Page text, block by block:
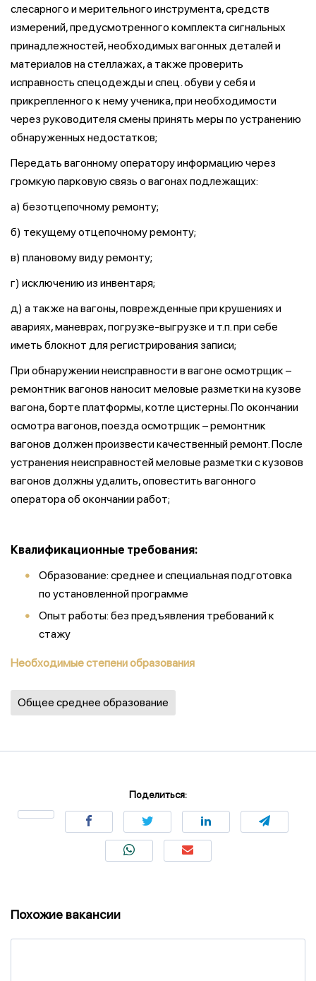
слесарного и мерительного инструмента, средств
измерений, предусмотренного комплекта сигнальных
принадлежностей, необходимых вагонных деталей и
материалов на стеллажах, а также проверить
исправность спецодежды и спец. обуви у себя и
прикрепленного к нему ученика, при необходимости
через руководителя смены принять меры по устранению
обнаруженных недостатков;
Передать вагонному оператору информацию через
громкую парковую связь о вагонах подлежащих:
а) безотцепочному ремонту;
б) текущему отцепочному ремонту;
в) плановому виду ремонту;
г) исключению из инвентаря;
д) а также на вагоны, поврежденные при крушениях и
авариях, маневрах, погрузке-выгрузке и т.п. при себе
иметь блокнот для регистрирования записи;
При обнаружении неисправности в вагоне осмотрщик –
ремонтник вагонов наносит меловые разметки на кузове
вагона, борте платформы, котле цистерны. По окончании
осмотра вагонов, поезда осмотрщик – ремонтник
вагонов должен произвести качественный ремонт. После
устранения неисправностей меловые разметки с кузовов
вагонов должны удалить, оповестить вагонного
оператора об окончании работ;
Квалификационные требования:
Образование: среднее и специальная подготовка
по установленной программе
Опыт работы: без предъявления требований к
стажу
Необходимые степени образования
Общее среднее образование
Поделиться:
Похожие вакансии